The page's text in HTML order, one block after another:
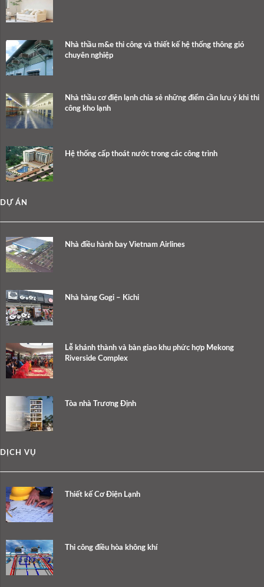
Nhà thầu m&e thi công và thiết kế hệ thống thông gió
chuyên nghiệp
Nhà thầu cơ điện lạnh chia sẻ những điểm cần lưu ý khi thi
công kho lạnh
Hệ thống cấp thoát nước trong các công trình
DỰ ÁN
Nhà điều hành bay Vietnam Airlines
Nhà hàng Gogi – Kichi
Lễ khánh thành và bàn giao khu phức hợp Mekong
Riverside Complex
Tòa nhà Trương Định
DỊCH VỤ
Thiết kế Cơ Điện Lạnh
Thi công điều hòa không khí